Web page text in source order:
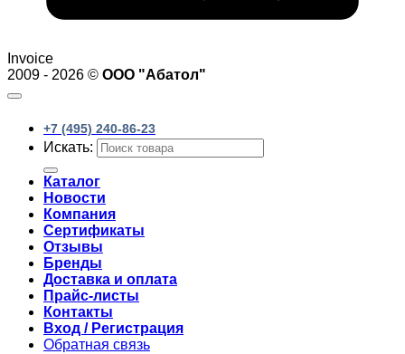
Invoice
2009 - 2026 © ООО "Абатол"
+7 (495) 240-86-23
Искать:
Каталог
Новости
Компания
Сертификаты
Отзывы
Бренды
Доставка и оплата
Прайс-листы
Контакты
Вход / Регистрация
Обратная связь